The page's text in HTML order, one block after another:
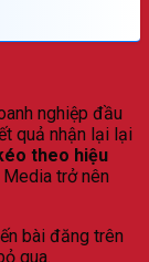
nghiệp đầu
quả nhận lại lại
theo hiệu
trở nên
bài đăng trên
qua.